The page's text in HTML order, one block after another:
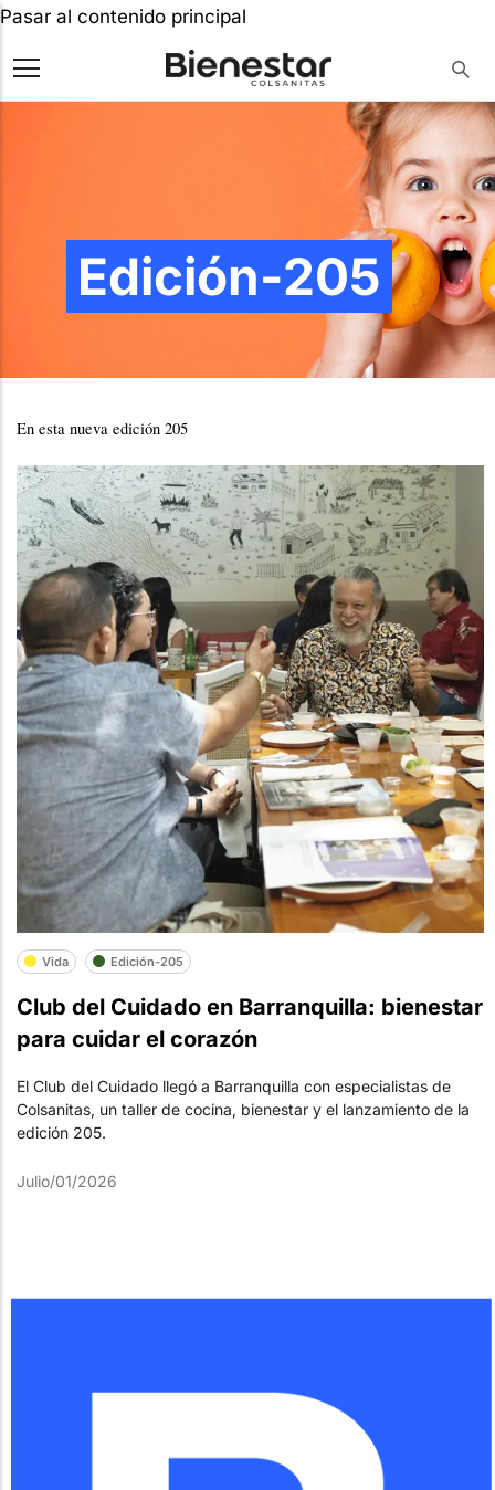
Pasar al contenido principal
Edición-205
En esta nueva edición 205
Vida Edición-205
Club del Cuidado en Barranquilla: bienestar
para cuidar el corazón
El Club del Cuidado llegó a Barranquilla con especialistas de
Colsanitas, un taller de cocina, bienestar y el lanzamiento de la
edición 205.
Julio/01/2026